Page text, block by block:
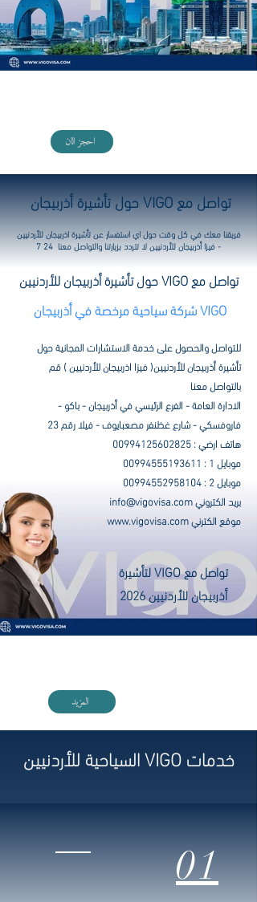
احجز الان
تواصل مع VIGO حول تأشيرة أذربيجان
فريقنا معك في كل وقت حول اي استفسار عن تأشيرة اذربيجان للأردنيين
- فيزا أذربيجان للأردنيين لا تتردد بزيارتنا والتواصل معنا 24 7
تواصل مع VIGO حول تأشيرة أذربيجان للأردنيين
VIGO شركة سياحية مرخصة في أذربيجان
تواصل مع VIGO لتأشيرة
أذربيجان للأردنيين 2026
للتواصل والحصول على خدمة الاستشارات المجانية حول
تأشيرة أذربيجان للأردنيين( فيزا اذربيجان للأردنيين ) قم
بالتواصل معنا
الادارة العامة - الفرع الرئيسي في أذربيجان - باكو -
فاروفسكي - شارع غظنفر مصعبايوف - فيلا رقم 23
هاتف ارضي :00994125602825
موبايل 1 :
00994555193611
موبايل 2 :
00994552958104
​بريد الكترونيinfo@vigovisa.com
موقع الكترنيwww.vigovisa.com
المزيد
خدمات VIGO السياحية للأردنيين
01